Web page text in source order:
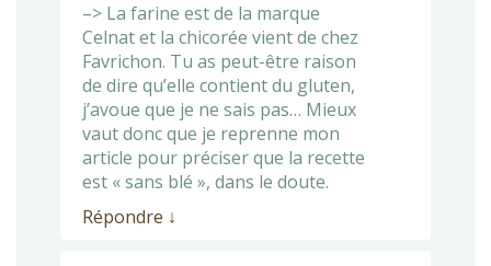
–> La farine est de la marque
Celnat et la chicorée vient de chez
Favrichon. Tu as peut-être raison
de dire qu’elle contient du gluten,
j’avoue que je ne sais pas… Mieux
vaut donc que je reprenne mon
article pour préciser que la recette
est « sans blé », dans le doute.
Répondre ↓